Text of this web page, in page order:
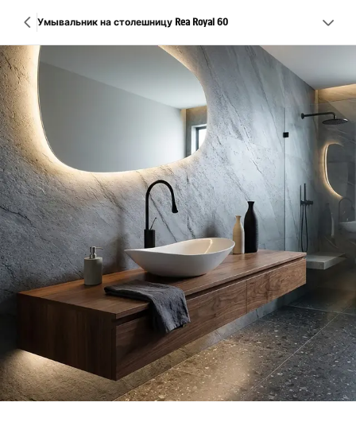
Умывальник на столешницу Rea Royal 60